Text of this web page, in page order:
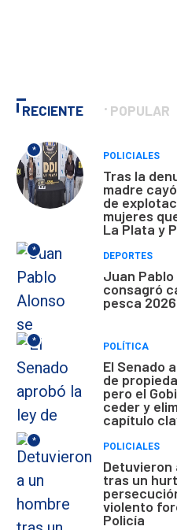
RECIENTE POPULAR
*
POLICIALES
Tras la
madre
de
mujeres
La Plata y
*
DEPORTES
Juan
consagró
pesca 2026
*
POLÍTICA
El Senado
de
pero el
ceder y
capítulo
*
POLICIALES
Detuvieron
tras un
violento
Policía